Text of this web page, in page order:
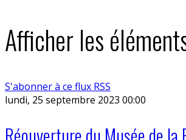
Afficher les
S'abonner à ce flux RSS
lundi, 25 septembre 2023 00:00